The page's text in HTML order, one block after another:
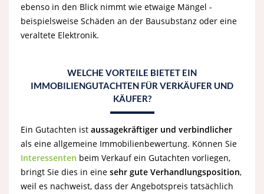
ebenso in den Blick nimmt wie etwaige Mängel -
beispielsweise Schäden an der Bausubstanz oder eine
veraltete Elektronik.
WELCHE VORTEILE BIETET EIN
IMMOBILIENGUTACHTEN FÜR VERKÄUFER UND
KÄUFER?
Ein Gutachten ist aussagekräftiger und verbindlicher
als eine allgemeine Immobilienbewertung. Können Sie
Interessenten beim Verkauf ein Gutachten vorliegen,
bringt Sie dies in eine sehr gute Verhandlungsposition,
weil es nachweist, dass der Angebotspreis tatsächlich